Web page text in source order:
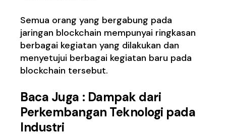
Semua orang yang bergabung pada
jaringan blockchain mempunyai ringkasan
berbagai kegiatan yang dilakukan dan
menyetujui berbagai kegiatan baru pada
blockchain tersebut.
Baca Juga : Dampak dari
Perkembangan Teknologi pada
Industri